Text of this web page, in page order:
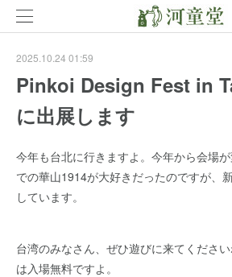
2025.10.24 01:59
Pinkoi Design Fest in
に出展します
今年も台北に行きますよ。今年から会場
での華山1914が大好きだったのですが、
しています。
台湾のみなさん、ぜひ遊びに来てくださ
は入場無料ですよ。